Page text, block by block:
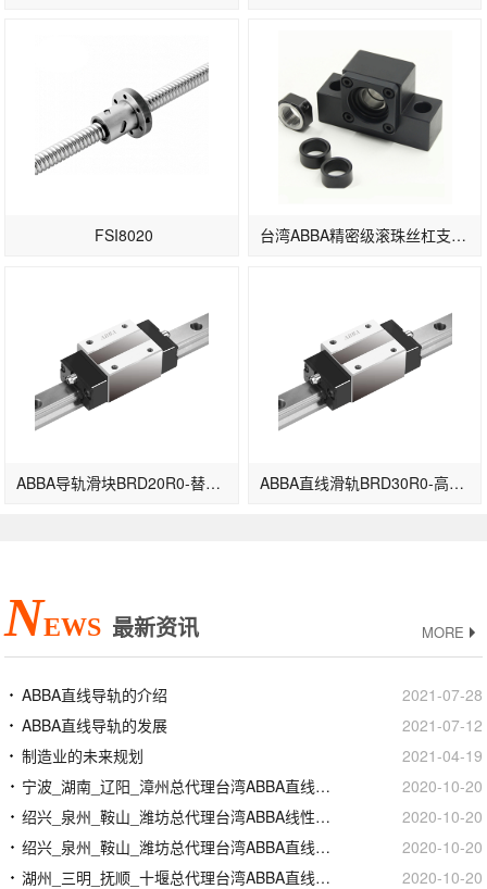
FSI8020 台湾ABBA精密级滚珠丝杠支撑座EK系列EK15
ABBA导轨滑块BRD20R0-替换原BRH20B ABBA直线滑轨BRD30R0-高组装型
NEWS 最新资讯 MORE
ABBA直线导轨的介绍
2021-07-28
ABBA直线导轨的发展
2021-07-12
制造业的未来规划
2021-04-19
宁波_湖南_辽阳_漳州总代理台湾ABBA直线导轨滑块
2020-10-20
绍兴_泉州_鞍山_潍坊总代理台湾ABBA线性滑轨滑块
2020-10-20
绍兴_泉州_鞍山_潍坊总代理台湾ABBA直线导轨滑块
2020-10-20
湖州_三明_抚顺_十堰总代理台湾ABBA直线导轨滑块
2020-10-20